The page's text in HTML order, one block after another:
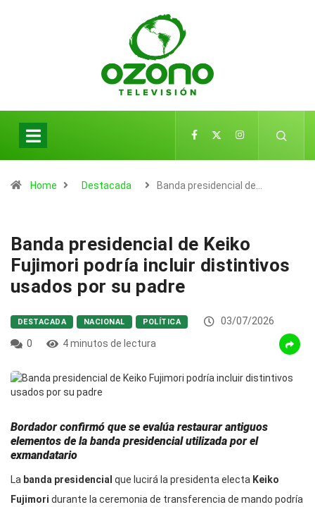
Home Destacada Banda presidencial de…
Banda presidencial de Keiko
Fujimori podría incluir distintivos
usados por su padre
DESTACADA NACIONAL POLÍTICA
03/07/2026
0
4 minutos de lectura
Bordador confirmó que se evalúa restaurar antiguos
elementos de la banda presidencial utilizada por el
exmandatario
La banda presidencial que lucirá la presidenta electa Keiko
Fujimori durante la ceremonia de transferencia de mando podría